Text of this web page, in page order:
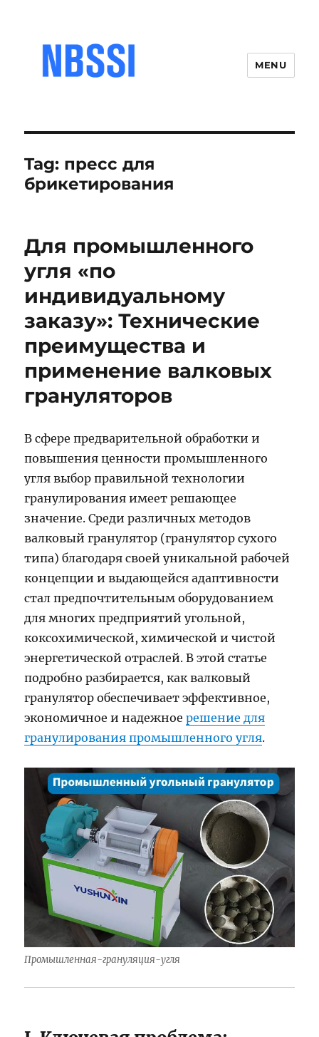
MENU
Tag: пресс для
брикетирования
Для промышленного
угля «по
индивидуальному
заказу»: Технические
преимущества и
применение валковых
грануляторов
В сфере предварительной обработки и
повышения ценности промышленного
угля выбор правильной технологии
гранулирования имеет решающее
значение. Среди различных методов
валковый гранулятор (гранулятор сухого
типа) благодаря своей уникальной рабочей
концепции и выдающейся адаптивности
стал предпочтительным оборудованием
для многих предприятий угольной,
коксохимической, химической и чистой
энергетической отраслей. В этой статье
подробно разбирается, как валковый
гранулятор обеспечивает эффективное,
экономичное и надежноерешение для
гранулирования промышленного угля.
Промышленная-грануляция-угля